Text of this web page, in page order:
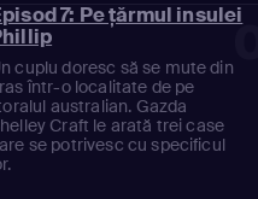
7: Pe ţărmul insulei
cuplu doresc să se mute din
într-o localitate de pe
australian. Gazda
Craft le arată trei case
se potrivesc cu specificul